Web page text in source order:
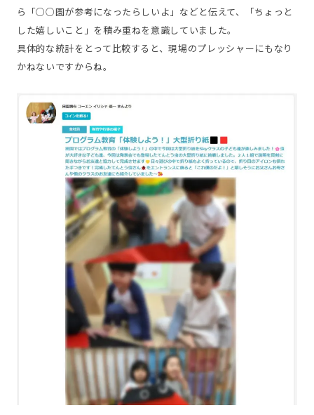
ら「○○園が参考になったらしいよ」などと伝えて、「ちょっと
した嬉しいこと」を積み重ねを意識していました。
具体的な統計をとって比較すると、現場のプレッシャーにもなり
かねないですからね。